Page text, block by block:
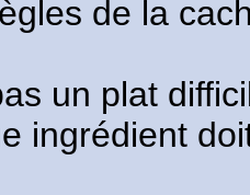
de la
un plat
ingrédient